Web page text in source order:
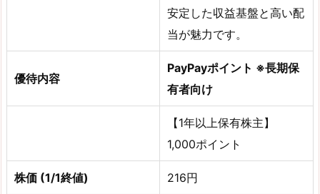
安定した収益基盤と高い配
当が魅力です。
優待内容
PayPayポイント ※長期保
有者向け
【1年以上保有株主】
1,000ポイント
株価 (1/1終値) 216円